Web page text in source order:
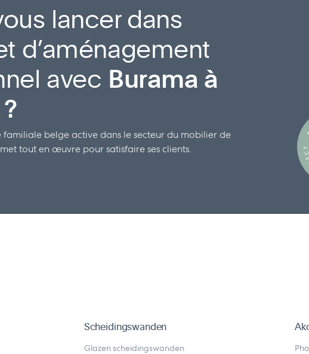
lancer dans
d’aménagement
avec Burama à
familiale belge active dans le secteur du mobilier de
tout en œuvre pour satisfaire ses clients.
Scheidingswanden
Glazen scheidingswanden